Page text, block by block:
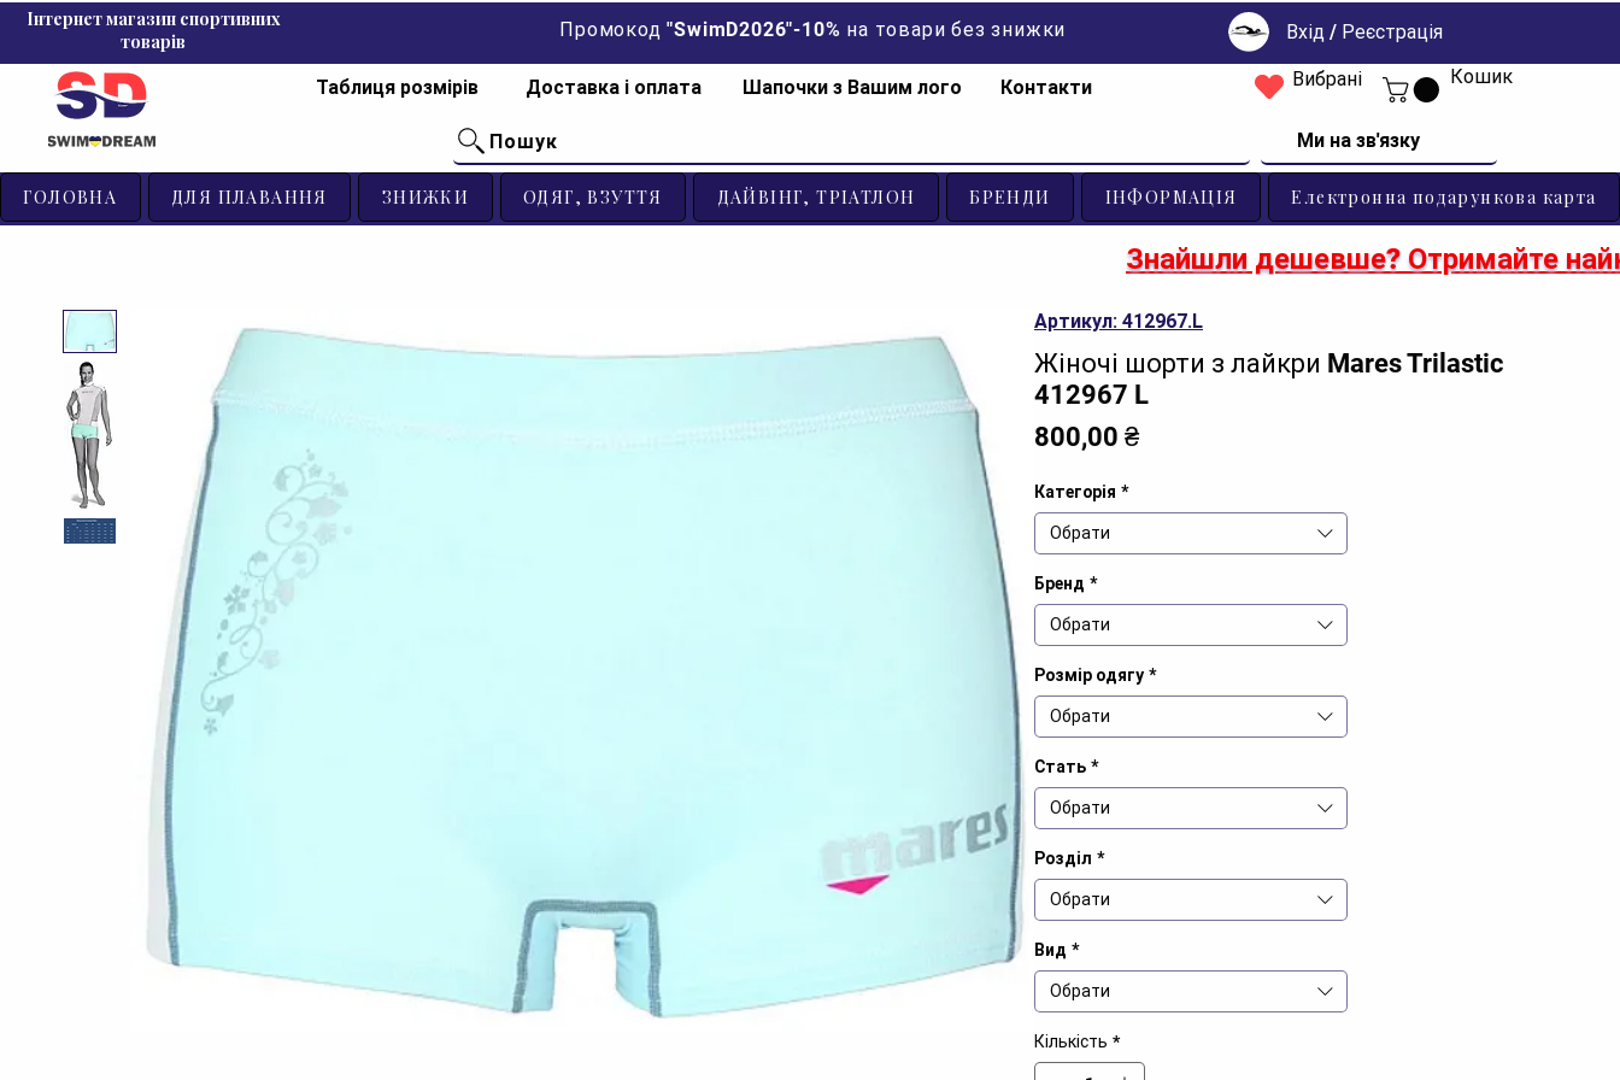
Інтернет магазин спортивних
товарів
Промокод "SwimD2026"-10% на товари без знижки Вхід / Реєстрація
Таблиця розмірів Доставка і оплата Шапочки з Вашим лого Контакти Вибрані Кошик
Пошук Ми на зв'язку
ГОЛОВНА ДЛЯ ПЛАВАННЯ ЗНИЖКИ ОДЯГ, ВЗУТТЯ ДАЙВІНГ, ТРІАТЛОН БРЕНДИ ІНФОРМАЦІЯ Електронна подарункова карта
Артикул: 412967.L
Жіночі шорти з лайкри Mares Trilastic
412967 L
800,00 ₴Ціна
Категорія *
Обрати
Бренд *
Обрати
Розмір одягу *
Обрати
Стать *
Обрати
Розділ *
Обрати
Вид *
Обрати
Кількість *
Знайшли дешевше? Отримайте